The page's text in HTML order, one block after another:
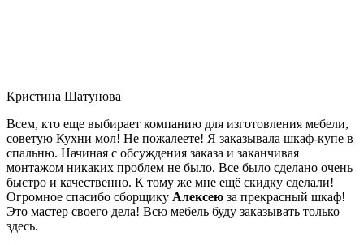
Кристина Шатунова
Всем, кто еще выбирает компанию для изготовления мебели,
советую Кухни мол! Не пожалеете! Я заказывала шкаф-купе в
спальню. Начиная с обсуждения заказа и заканчивая
монтажом никаких проблем не было. Все было сделано очень
быстро и качественно. К тому же мне ещё скидку сделали!
Огромное спасибо сборщику Алексею за прекрасный шкаф!
Это мастер своего дела! Всю мебель буду заказывать только
здесь.